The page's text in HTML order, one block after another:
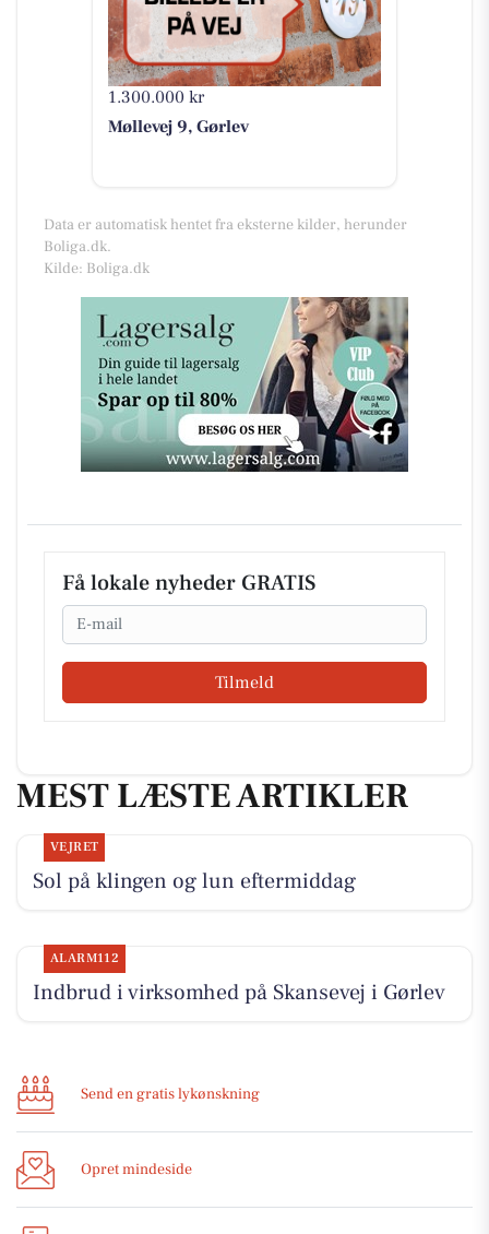
1.300.000 kr
Møllevej 9, Gørlev
Data er automatisk hentet fra eksterne kilder, herunder
Boliga.dk.
Kilde: Boliga.dk
Få lokale nyheder GRATIS
Email
Tilmeld
MEST LÆSTE ARTIKLER
VEJRET
Sol på klingen og lun eftermiddag
ALARM112
Indbrud i virksomhed på Skansevej i Gørlev
Send en gratis lykønskning
Opret mindeside